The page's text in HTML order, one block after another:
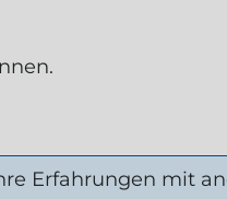
Erfahrungen mit